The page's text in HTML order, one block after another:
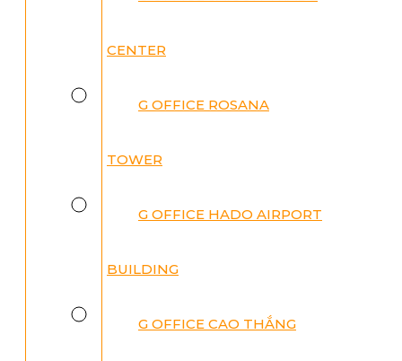
CENTER
G OFFICE ROSANA
TOWER
G OFFICE HADO AIRPORT
BUILDING
G OFFICE CAO THẮNG